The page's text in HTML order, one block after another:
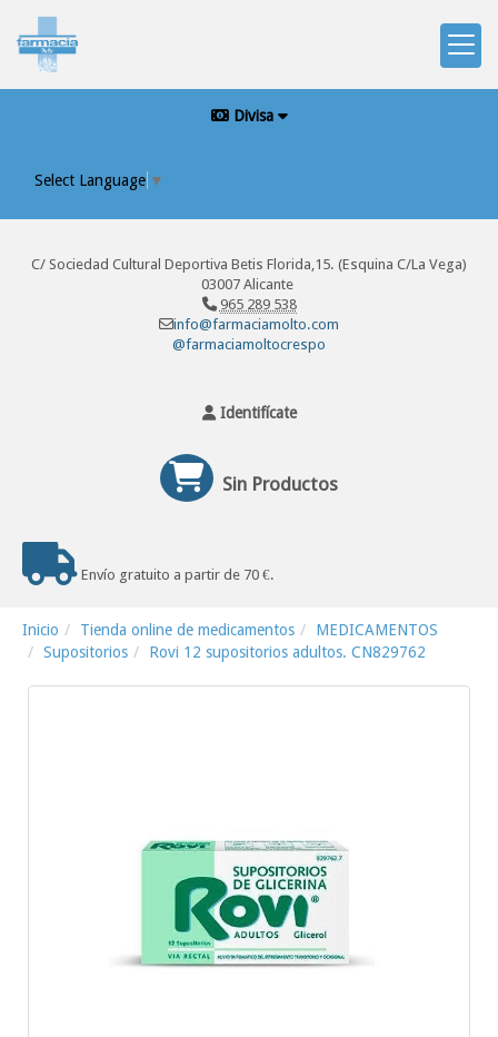
Divisa
Select Language ▼
C/ Sociedad Cultural Deportiva Betis Florida,15. (Esquina C/La Vega)
03007 Alicante
965 289 538
info@farmaciamolto.com
@farmaciamoltocrespo
Identifícate
Sin Productos
Envío gratuito a partir de 70 €.
Inicio Tienda online de medicamentos
MEDICAMENTOS
Supositorios
Rovi 12 supositorios adultos. CN829762